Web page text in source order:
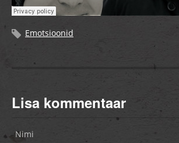
Emotsioonid
Lisa kommentaar
Nimi